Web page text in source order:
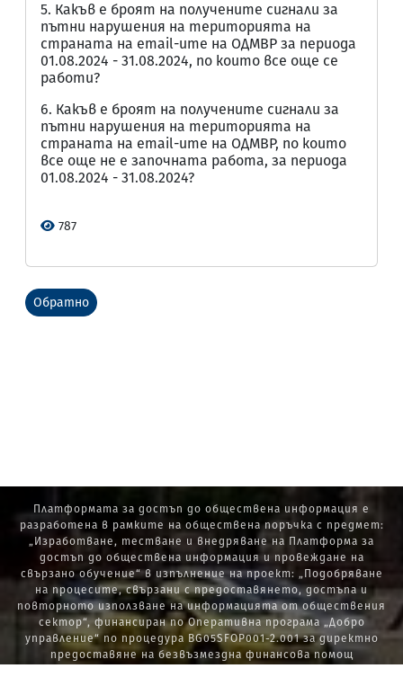
5. Какъв е броят на получените сигнали за
пътни нарушения на територията на
страната на email-ите на ОДМВР за периода
01.08.2024 - 31.08.2024, по които все още се
работи?
6. Какъв е броят на получените сигнали за
пътни нарушения на територията на
страната на email-ите на ОДМВР, по които
все още не е започната работа, за периода
01.08.2024 - 31.08.2024?
787
Обратно
Платформата за достъп до обществена информация е
разработена в рамките на обществена поръчка с предмет:
„Изработване, тестване и внедряване на Платформа за
достъп до обществена информация и провеждане на
свързано обучение“ в изпълнение на проект: „Подобряване
на процесите, свързани с предоставянето, достъпа и
повторното използване на информацията от обществения
сектор“, финансиран по Оперативна програма „Добро
управление“ по процедура BG05SFOP001-2.001 за директно
предоставяне на безвъзмездна финансова помощ